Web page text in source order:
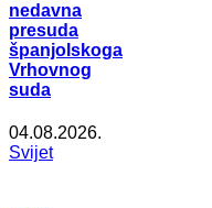
nedavna
presuda
španjolskoga
Vrhovnog
suda
04.08.2026.
Svijet